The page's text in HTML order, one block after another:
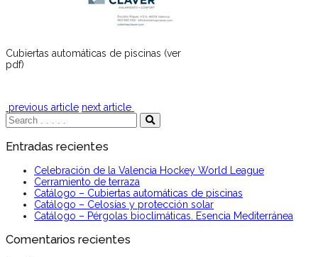
Cubiertas automáticas de piscinas (ver
pdf)
previous article next article
Entradas recientes
Celebración de la Valencia Hockey World League
Cerramiento de terraza
Catálogo – Cubiertas automáticas de piscinas
Catálogo – Celosías y protección solar
Catálogo – Pérgolas bioclimáticas. Esencia Mediterránea
Comentarios recientes